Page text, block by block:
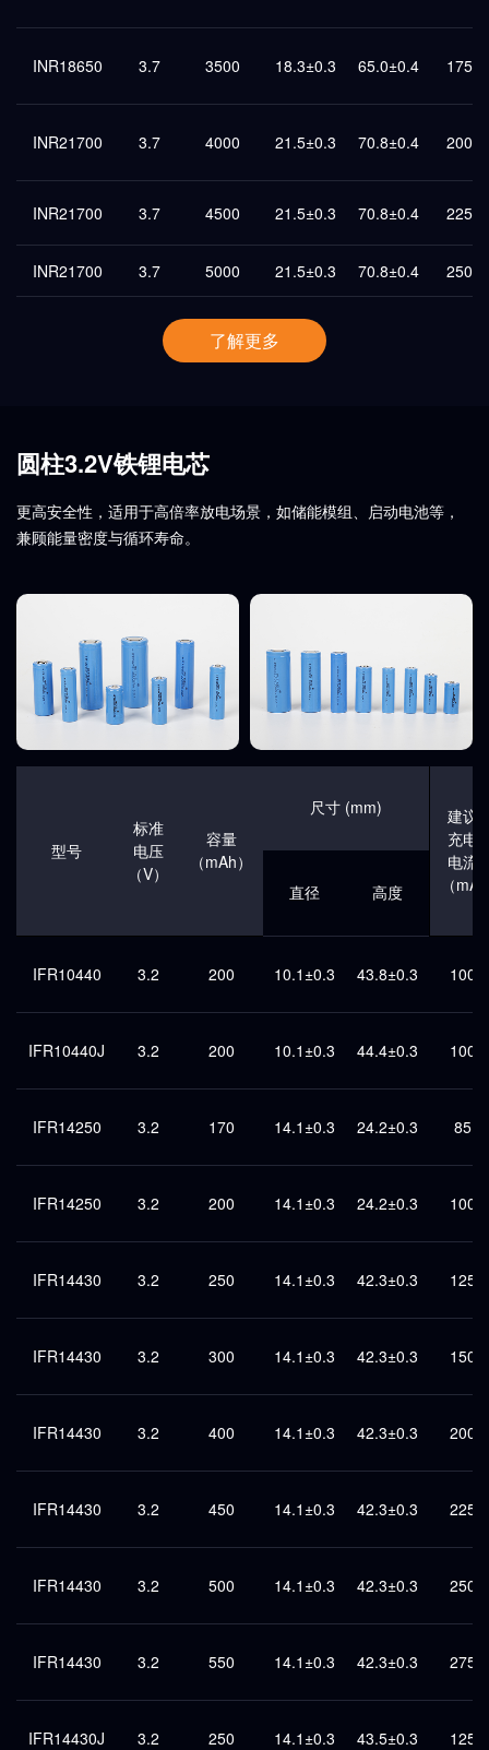
INR18650 3.7 3500 18.3±0.3 65.0±0.4 1750
INR21700 3.7 4000 21.5±0.3 70.8±0.4 2000
INR21700 3.7 4500 21.5±0.3 70.8±0.4 2250
INR21700 3.7 5000 21.5±0.3 70.8±0.4 2500
了解更多
圆柱3.2V铁锂电芯
更高安全性，适用于高倍率放电场景，如储能模组、启动电池等，
兼顾能量密度与循环寿命。
型号
标准
电压
（V）
容量
（mAh）
尺寸 (mm)
建议
充电
电流
（mA)
直径 高度
IFR10440 3.2 200 10.1±0.3 43.8±0.3 100
IFR10440J 3.2 200 10.1±0.3 44.4±0.3 100
IFR14250 3.2 170 14.1±0.3 24.2±0.3 85
IFR14250 3.2 200 14.1±0.3 24.2±0.3 100
IFR14430 3.2 250 14.1±0.3 42.3±0.3 125
IFR14430 3.2 300 14.1±0.3 42.3±0.3 150
IFR14430 3.2 400 14.1±0.3 42.3±0.3 200
IFR14430 3.2 450 14.1±0.3 42.3±0.3 225
IFR14430 3.2 500 14.1±0.3 42.3±0.3 250
IFR14430 3.2 550 14.1±0.3 42.3±0.3 275
IFR14430J 3.2 250 14.1±0.3 43.5±0.3 125